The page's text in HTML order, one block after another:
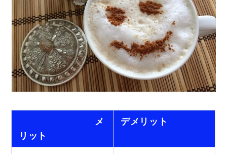
メ
リット
デメリット